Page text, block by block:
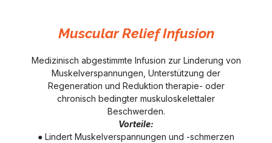
Muscular Relief Infusion
Medizinisch abgestimmte Infusion zur Linderung von
Muskelverspannungen, Unterstützung der
Regeneration und Reduktion therapie- oder
chronisch bedingter muskuloskelettaler
Beschwerden.
Vorteile:
● Lindert Muskelverspannungen und -schmerzen